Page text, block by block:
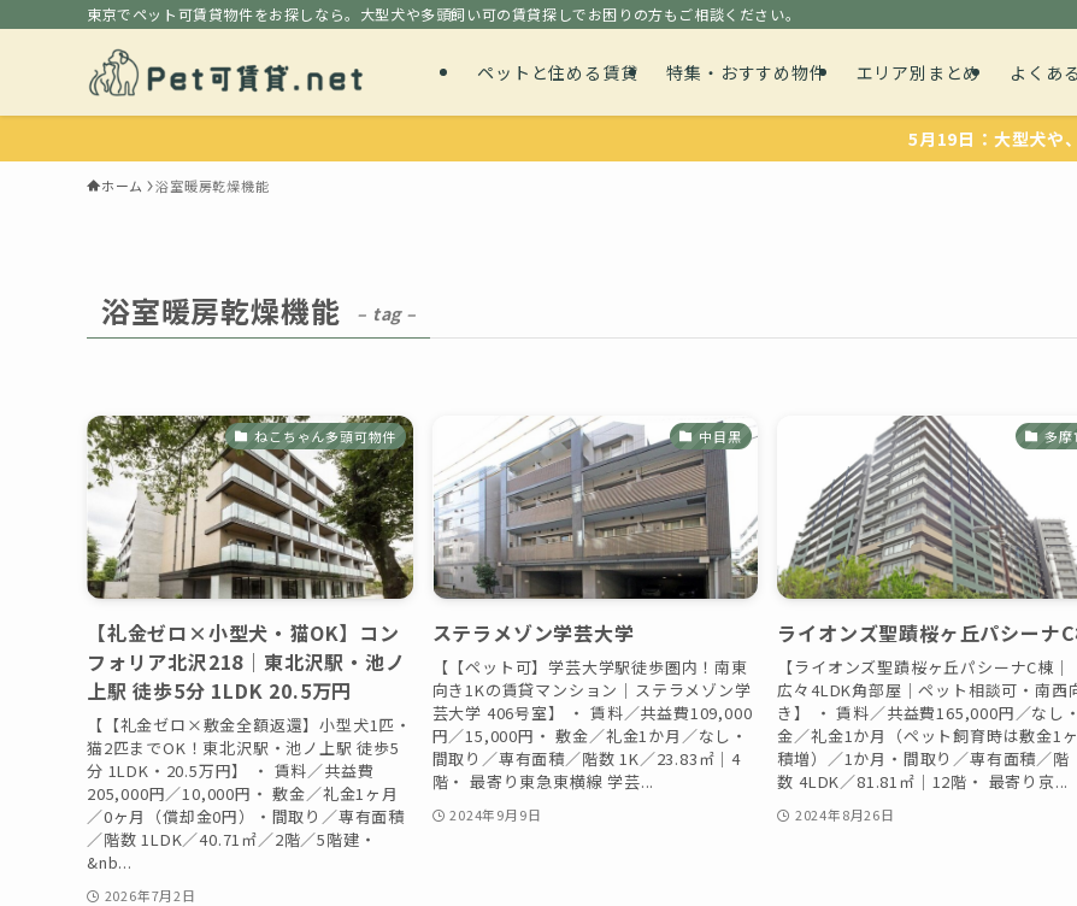
東京でペット可賃貸物件をお探しなら。大型犬や多頭飼い可の賃貸探しでお困りの方もご相談ください。
ペットと住める賃貸 特集・おすすめ物件 エリア別まとめ よくあ
5月19日：大型犬や、多頭飼育可
ホーム 浴室暖房乾燥機能
浴室暖房乾燥機能 – tag –
ねこちゃん多頭可物件
【礼金ゼロ×小型犬・猫OK】コン
フォリア北沢218｜東北沢駅・池ノ
上駅 徒歩5分 1LDK 20.5万円
【【礼金ゼロ×敷金全額返還】小型犬1匹・
猫2匹までOK！東北沢駅・池ノ上駅 徒歩5
分 1LDK・20.5万円】 ・ 賃料／共益費
205,000円／10,000円・ 敷金／礼金1ヶ月
／0ヶ月（償却金0円）・間取り／専有面積
／階数 1LDK／40.71㎡／2階／5階建・
&nb...
2026年7月2日
中目黒
ステラメゾン学芸大学
【【ペット可】学芸大学駅徒歩圏内！南東
向き1Kの賃貸マンション｜ステラメゾン学
芸大学 406号室】 ・ 賃料／共益費109,000
円／15,000円・ 敷金／礼金1か月／なし・
間取り／専有面積／階数 1K／23.83㎡｜4
階・ 最寄り東急東横線 学芸...
2024年9月9日
多摩
ライオンズ聖蹟桜ヶ丘パシーナ
【ライオンズ聖蹟桜ヶ丘パシーナC棟｜
広々4LDK角部屋｜ペット相談可・南西
き】 ・ 賃料／共益費165,000円／なし
金／礼金1か月（ペット飼育時は敷金1
積増）／1か月・間取り／専有面積／階
数 4LDK／81.81㎡｜12階・ 最寄り京...
2024年8月26日